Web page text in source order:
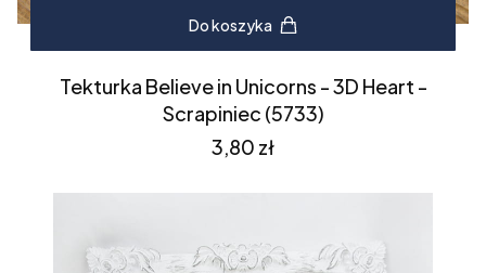
Do koszyka
Tekturka Believe in Unicorns - 3D Heart -
Scrapiniec (5733)
Cena
3,80 zł